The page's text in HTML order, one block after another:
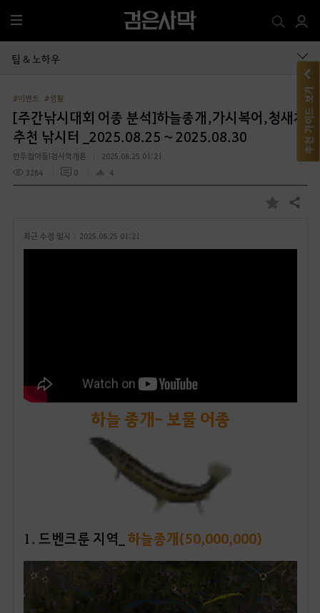
전
체
메
팁 & 노하우
#이벤트 #생활
[주간낚시대회 어종 분석]하늘종개,가시복어,청새치
추천 낚시터 _2025.08.25 ~ 2025.08.30
만두집아들I검사학개론
2025.08.25 01:21
3284
0 4
즐
공유하기
최근 수정 일시 : 2025.08.25 01:21
하늘 종개- 보물 어종
1. 드벤크룬 지역_ 하늘종개(50,000,000)
추천 가이드 보기